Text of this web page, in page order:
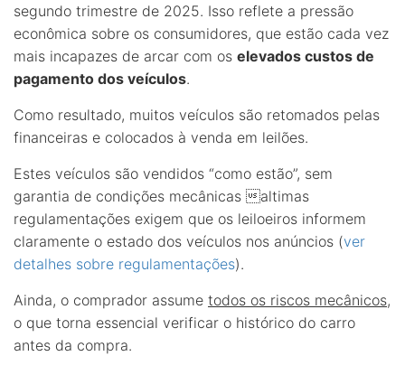
segundo trimestre de 2025. Isso reflete a pressão
econômica sobre os consumidores, que estão cada vez
mais incapazes de arcar com os elevados custos de
pagamento dos veículos.
Como resultado, muitos veículos são retomados pelas
financeiras e colocados à venda em leilões.
Estes veículos são vendidos “como estão”, sem
garantia de condições mecânicas altimas
regulamentações exigem que os leiloeiros informem
claramente o estado dos veículos nos anúncios (ver
detalhes sobre regulamentações).
Ainda, o comprador assume todos os riscos mecânicos,
o que torna essencial verificar o histórico do carro
antes da compra.